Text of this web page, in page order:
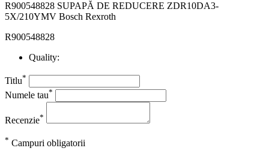
R900548828 SUPAPĂ DE REDUCERE ZDR10DA3-
5X/210YMV Bosch Rexroth
R900548828
Quality:
Titlu*
Numele tau*
Recenzie*
* Campuri obligatorii